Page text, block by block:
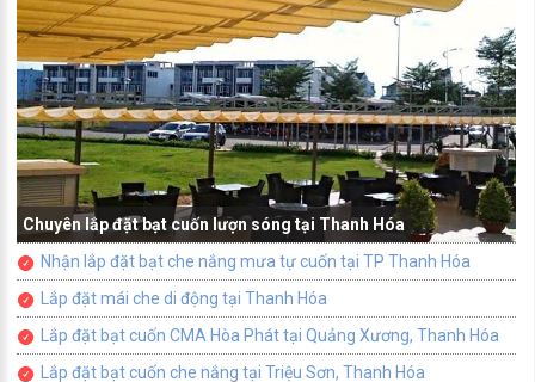
Chuyên lắp đặt bạt cuốn lượn sóng tại Thanh Hóa
Nhận lắp đặt bạt che nắng mưa tự cuốn tại TP Thanh Hóa
Lắp đặt mái che di động tại Thanh Hóa
Lắp đặt bạt cuốn CMA Hòa Phát tại Quảng Xương, Thanh Hóa
Lắp đặt bạt cuốn che nắng tại Triệu Sơn, Thanh Hóa